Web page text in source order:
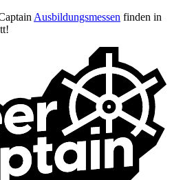
Ausbildungsmessen finden in